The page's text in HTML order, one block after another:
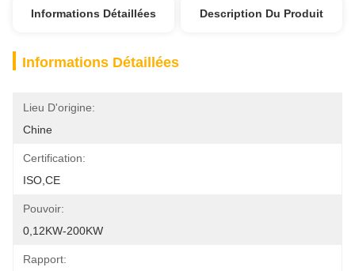
Informations Détaillées Description Du Produit
Informations Détaillées
Lieu D'origine:
Chine
Certification:
ISO,CE
Pouvoir:
0,12KW-200KW
Rapport: